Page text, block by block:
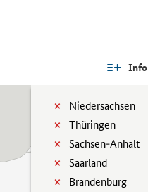
Info
Niedersachsen
Thüringen
Sachsen-Anhalt
Saarland
Brandenburg